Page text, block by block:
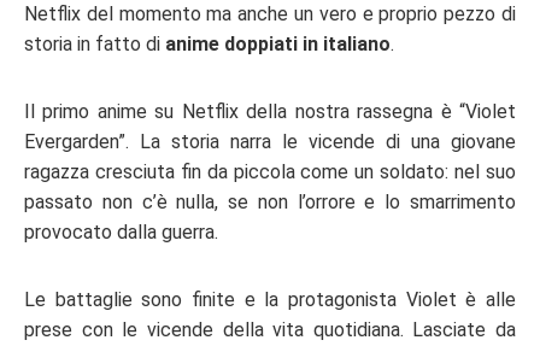
Netflix del momento ma anche un vero e proprio pezzo di
storia in fatto di anime doppiati in italiano.
Il primo anime su Netflixdella nostra rassegna è “Violet
Evergarden”. La storia narra le vicende di una giovane
ragazza cresciuta fin da piccola come un soldato: nel suo
passato non c’è nulla, se non l’orrore e lo smarrimento
provocato dalla guerra.
Le battaglie sono finite e la protagonista Violet è alle
prese con le vicende della vita quotidiana. Lasciate da